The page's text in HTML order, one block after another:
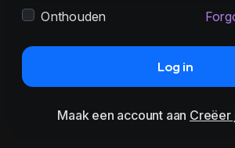
Onthouden
Log in
Maak een account aan Creëer